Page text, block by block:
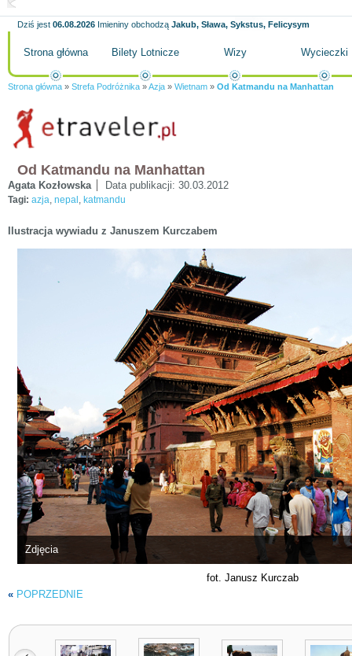
Dziś jest 06.08.2026 Imieniny obchodzą Jakub, Sława, Sykstus, Felicysym
Strona główna Bilety Lotnicze Wizy Wycieczki
Strona główna » Strefa Podróżnika »Azja » Wietnam » Od Katmandu na Manhattan
Od Katmandu na Manhattan
Agata Kozłowska Data publikacji: 30.03.2012
Tagi: azja, nepal , katmandu
Ilustracja wywiadu z Januszem Kurczabem
Zdjęcia
fot. Janusz Kurczab
« POPRZEDNIE